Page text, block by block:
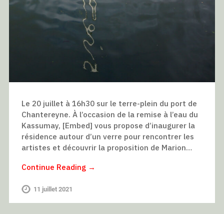
Le 20 juillet à 16h30 sur le terre-plein du port de
Chantereyne. À l’occasion de la remise à l’eau du
Kassumay, [Embed] vous propose d’inaugurer la
résidence autour d’un verre pour rencontrer les
artistes et découvrir la proposition de Marion…
Continue Reading →
11 juillet 2021